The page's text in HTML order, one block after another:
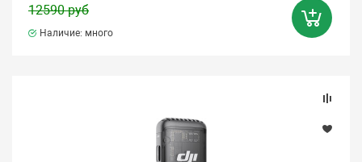
12590 руб
Наличие: много